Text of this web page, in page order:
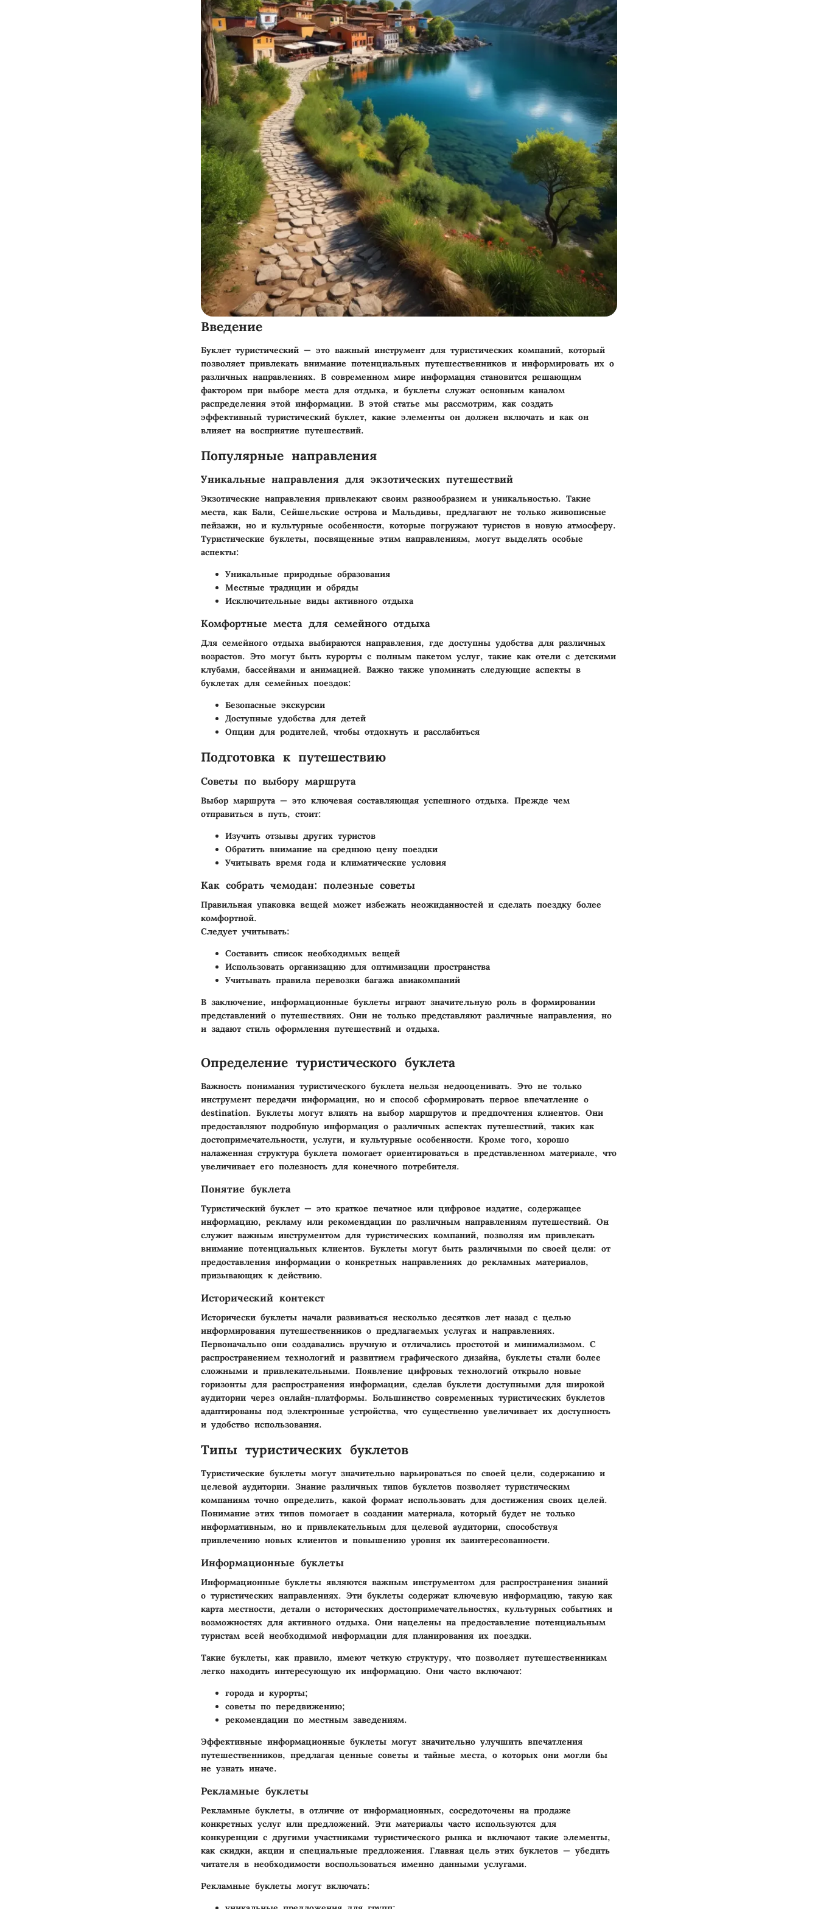
Введение
Буклет туристический — это важный инструмент для туристических компаний, который
позволяет привлекать внимание потенциальных путешественников и информировать их о
различных направлениях. В современном мире информация становится решающим
фактором при выборе места для отдыха, и буклеты служат основным каналом
распределения этой информации. В этой статье мы рассмотрим, как создать
эффективный туристический буклет, какие элементы он должен включать и как он
влияет на восприятие путешествий.
Популярные направления
Уникальные направления для экзотических путешествий
Экзотические направления привлекают своим разнообразием и уникальностью. Такие
места, как Бали, Сейшельские острова и Мальдивы, предлагают не только живописные
пейзажи, но и культурные особенности, которые погружают туристов в новую атмосферу.
Туристические буклеты, посвященные этим направлениям, могут выделять особые
аспекты:
Уникальные природные образования
Местные традиции и обряды
Исключительные виды активного отдыха
Комфортные места для семейного отдыха
Для семейного отдыха выбираются направления, где доступны удобства для различных
возрастов. Это могут быть курорты с полным пакетом услуг, такие как отели с детскими
клубами, бассейнами и анимацией. Важно также упоминать следующие аспекты в
буклетах для семейных поездок:
Безопасные экскурсии
Доступные удобства для детей
Опции для родителей, чтобы отдохнуть и расслабиться
Подготовка к путешествию
Советы по выбору маршрута
Выбор маршрута — это ключевая составляющая успешного отдыха. Прежде чем
отправиться в путь, стоит:
Изучить отзывы других туристов
Обратить внимание на среднюю цену поездки
Учитывать время года и климатические условия
Как собрать чемодан: полезные советы
Правильная упаковка вещей может избежать неожиданностей и сделать поездку более
комфортной.
Следует учитывать:
Составить список необходимых вещей
Использовать организацию для оптимизации пространства
Учитывать правила перевозки багажа авиакомпаний
В заключение, информационные буклеты играют значительную роль в формировании
представлений о путешествиях. Они не только представляют различные направления, но
и задают стиль оформления путешествий и отдыха.
Определение туристического буклета
Важность понимания туристического буклета нельзя недооценивать. Это не только
инструмент передачи информации, но и способ сформировать первое впечатление о
destination. Буклеты могут влиять на выбор маршрутов и предпочтения клиентов. Они
предоставляют подробную информация о различных аспектах путешествий, таких как
достопримечательности, услуги, и культурные особенности. Кроме того, хорошо
налаженная структура буклета помогает ориентироваться в представленном материале, что
увеличивает его полезность для конечного потребителя.
Понятие буклета
Туристический буклет — это краткое печатное или цифровое издатие, содержащее
информацию, рекламу или рекомендации по различным направлениям путешествий. Он
служит важным инструментом для туристических компаний, позволяя им привлекать
внимание потенциальных клиентов. Буклеты могут быть различными по своей цели: от
предоставления информации о конкретных направлениях до рекламных материалов,
призывающих к действию.
Исторический контекст
Исторически буклеты начали развиваться несколько десятков лет назад с целью
информирования путешественников о предлагаемых услугах и направлениях.
Первоначально они создавались вручную и отличались простотой и минимализмом. С
распространением технологий и развитием графического дизайна, буклеты стали более
сложными и привлекательными. Появление цифровых технологий открыло новые
горизонты для распространения информации, сделав буклети доступными для широкой
аудитории через онлайн-платформы. Большинство современных туристических буклетов
адаптированы под электронные устройства, что существенно увеличивает их доступность
и удобство использования.
Типы туристических буклетов
Туристические буклеты могут значительно варьироваться по своей цели, содержанию и
целевой аудитории. Знание различных типов буклетов позволяет туристическим
компаниям точно определить, какой формат использовать для достижения своих целей.
Понимание этих типов помогает в создании материала, который будет не только
информативным, но и привлекательным для целевой аудитории, способствуя
привлечению новых клиентов и повышению уровня их заинтересованности.
Информационные буклеты
Информационные буклеты являются важным инструментом для распространения знаний
о туристических направлениях. Эти буклеты содержат ключевую информацию, такую как
карта местности, детали о исторических достопримечательностях, культурных событиях и
возможностях для активного отдыха. Они нацелены на предоставление потенциальным
туристам всей необходимой информации для планирования их поездки.
Такие буклеты, как правило, имеют четкую структуру, что позволяет путешественникам
легко находить интересующую их информацию. Они часто включают:
города и курорты;
советы по передвижению;
рекомендации по местным заведениям.
Эффективные информационные буклеты могут значительно улучшить впечатления
путешественников, предлагая ценные советы и тайные места, о которых они могли бы
не узнать иначе.
Рекламные буклеты
Рекламные буклеты, в отличие от информационных, сосредоточены на продаже
конкретных услуг или предложений. Эти материалы часто используются для
конкуренции с другими участниками туристического рынка и включают такие элементы,
как скидки, акции и специальные предложения. Главная цель этих буклетов — убедить
читателя в необходимости воспользоваться именно данными услугами.
Рекламные буклеты могут включать: